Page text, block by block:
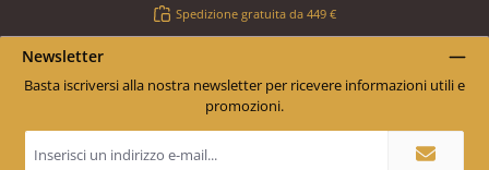
Spedizione gratuita da 449 €
Newsletter
Basta iscriversi alla nostra newsletter per ricevere informazioni utili e
promozioni.